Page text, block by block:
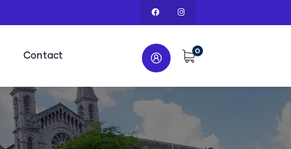
Contact
0